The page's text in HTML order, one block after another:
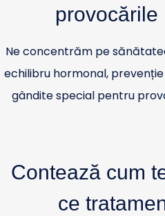
provocările
Ne concentrăm pe
echilibru hormonal,
gândite special pentru
Contează cum
ce